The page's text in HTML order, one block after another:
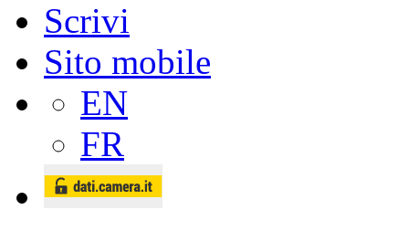
Scrivi
Sito mobile
EN
FR